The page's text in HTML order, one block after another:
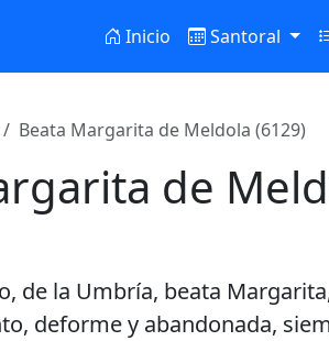
Inicio Santoral
Beata Margarita de Meldola (6129)
de
de la Umbría, beata
deforme y abandonada,